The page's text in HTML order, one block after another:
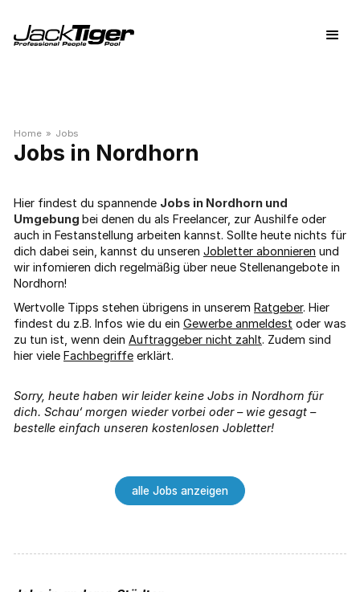
Home » Jobs
Nordhorn
Hier findest du spannende Jobs in Nordhorn und
Umgebung bei denen du als Freelancer, zur Aushilfe oder
auch in Festanstellung arbeiten kannst. Sollte heute nichts für
dich dabei sein, kannst du unseren Jobletter abonnieren und
wir infomieren dich regelmäßig über neue Stellenangebote in
Nordhorn!
Wertvolle Tipps stehen übrigens in unserem Ratgeber. Hier
findest du z.B. Infos wie du ein Gewerbe anmeldest oder was
zu tun ist, wenn dein Auftraggeber nicht zahlt. Zudem sind
hier viele Fachbegriffe erklärt.
Sorry, heute haben wir leider keine Jobs in Nordhorn für
dich. Schau‘ morgen wieder vorbei oder – wie gesagt –
bestelle einfach unseren kostenlosen Jobletter!
alle Jobs anzeigen